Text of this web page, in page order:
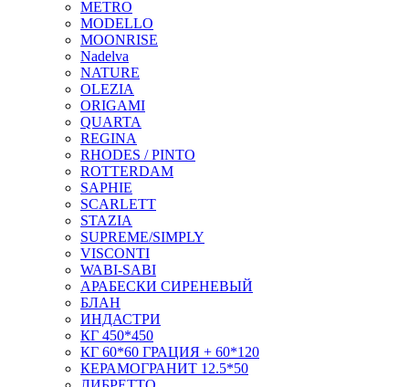
METRO
MODELLO
MOONRISE
Nadelva
NATURE
OLEZIA
ORIGAMI
QUARTA
REGINA
RHODES / PINTO
ROTTERDAM
SAPHIE
SCARLETT
STAZIA
SUPREME/SIMPLY
VISCONTI
WABI-SABI
АРАБЕСКИ СИРЕНЕВЫЙ
БЛАН
ИНДАСТРИ
КГ 450*450
КГ 60*60 ГРАЦИЯ + 60*120
КЕРАМОГРАНИТ 12.5*50